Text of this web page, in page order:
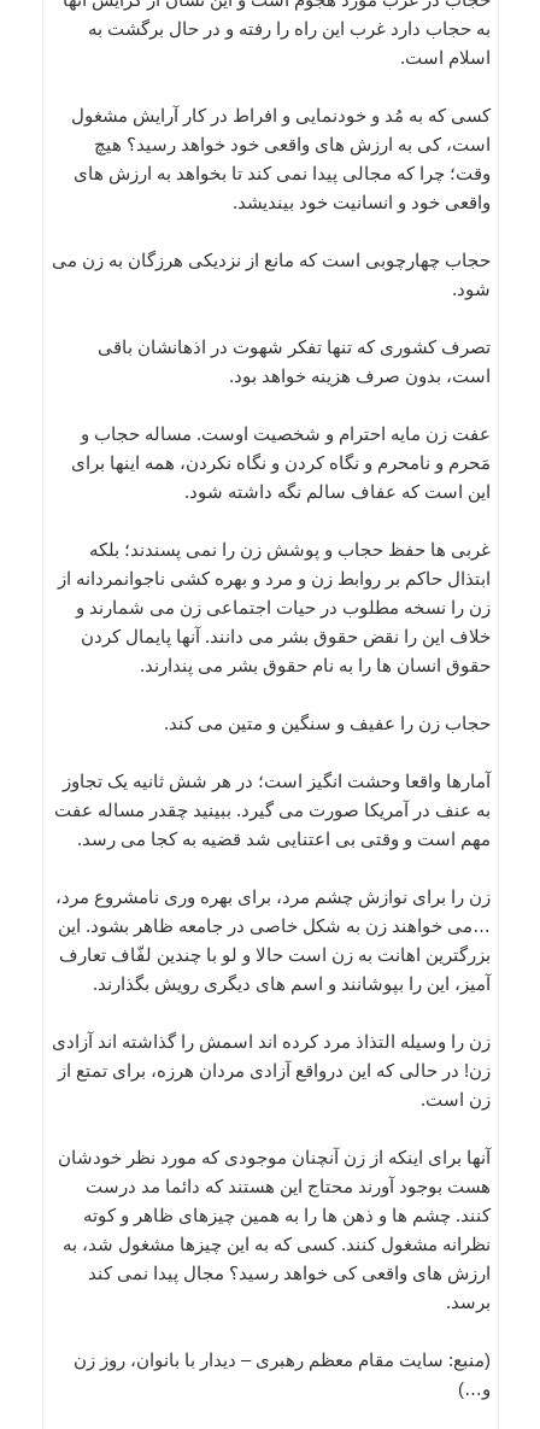
به حجاب دارد غرب این راه را رفته و در حال برگشت به
اسلام است.
کسی که به مُد و خودنمایی و افراط در کار آرایش مشغول
است، کی به ارزش های واقعی خود خواهد رسید؟ هیچ
وقت؛ چرا که مجالی پیدا نمی کند تا بخواهد به ارزش های
واقعی خود و انسانیت خود بیندیشد.
حجاب چهارچوبی است که مانع از نزدیکی هرزگان به زن می
شود.
تصرف کشوری که تنها تفکر شهوت در اذهانشان باقی
است، بدون صرف هزینه خواهد بود.
عفت زن مایه احترام و شخصیت اوست. مساله حجاب و
مَحرم و نامحرم و نگاه کردن و نگاه نکردن، همه اینها برای
این است که عفاف سالم نگه داشته شود.
غربی ها حفظ حجاب و پوشش زن را نمی پسندند؛ بلکه
ابتذال حاکم بر روابط زن و مرد و بهره کشی ناجوانمردانه از
زن را نسخه مطلوب در حیات اجتماعی زن می شمارند و
خلاف این را نقض حقوق بشر می دانند. آنها پایمال کردن
حقوق انسان ها را به نام حقوق بشر می پندارند.
حجاب زن را عفیف و سنگین و متین می کند.
آمارها واقعا وحشت انگیز است؛ در هر شش ثانیه یک تجاوز
به عنف در آمریکا صورت می گیرد. ببینید چقدر مساله عفت
مهم است و وقتی بی اعتنایی شد قضیه به کجا می رسد.
زن را برای نوازش چشم مرد، برای بهره وری نامشروع مرد،
…می خواهند زن به شکل خاصی در جامعه ظاهر بشود. این
بزرگترین اهانت به زن است حالا و لو با چندین لفّاف تعارف
آمیز، این را بپوشانند و اسم های دیگری رویش بگذارند.
زن را وسیله التذاذ مرد کرده اند اسمش را گذاشته اند آزادی
زن! در حالی که این درواقع آزادی مردان هرزه، برای تمتع از
زن است.
آنها برای اینکه از زن آنچنان موجودی که مورد نظر خودشان
هست بوجود آورند محتاج این هستند که دائما مد درست
کنند. چشم ها و ذهن ها را به همین چیزهای ظاهر و کوته
نظرانه مشغول کنند. کسی که به این چیزها مشغول شد، به
ارزش های واقعی کی خواهد رسید؟ مجال پیدا نمی کند
برسد.
(منبع: سایت مقام معظم رهبری – دیدار با بانوان، روز زن
و…)